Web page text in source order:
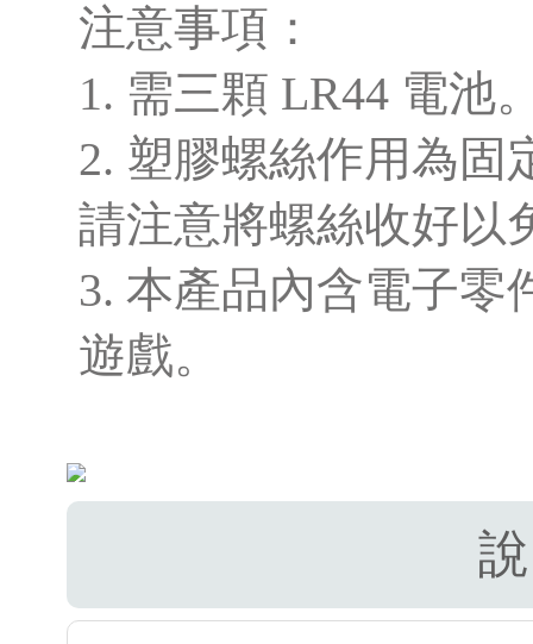
注意事項：
1. 需三顆 LR44 電池
2. 塑膠螺絲作用為固
請注意將螺絲收好以
3. 本產品內含電子零
遊戲。